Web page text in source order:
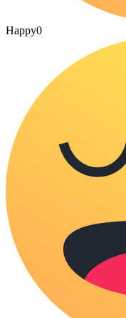
Happy0